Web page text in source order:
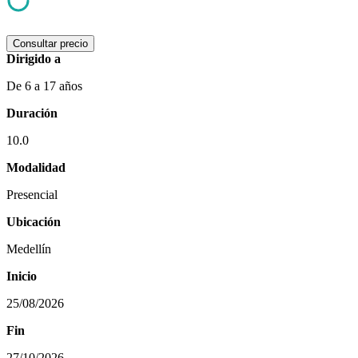
Consultar precio
Dirigido a
De 6 a 17 años
Duración
10.0
Modalidad
Presencial
Ubicación
Medellín
Inicio
25/08/2026
Fin